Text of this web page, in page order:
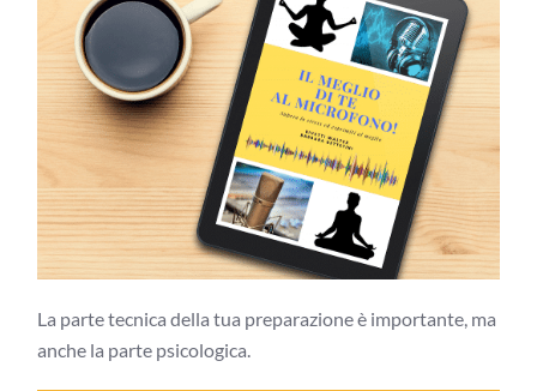
La parte tecnica della tua preparazione è importante, ma
anche la parte psicologica.